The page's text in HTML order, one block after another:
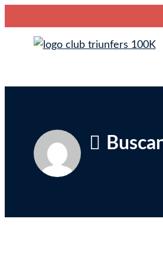
Club Triunfers
Club de Emprendedores